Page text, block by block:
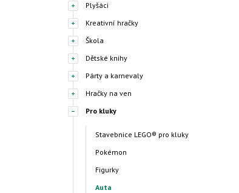
Plyšáci
Kreativní hračky
Škola
Dětské knihy
Párty a karnevaly
Hračky na ven
Pro kluky
Stavebnice LEGO® pro kluky
Pokémon
Figurky
Auta